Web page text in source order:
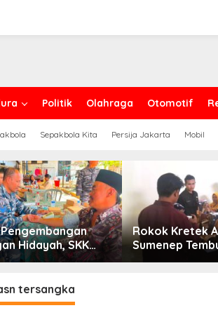
Politik Olahraga Otomotif
Sepakbola Kita Persija Jakarta Mobil
Hidayah, SKK
North Madura II
Sampang
Rokok Kretek
Sumenep
Indonesia Timur
tersangka